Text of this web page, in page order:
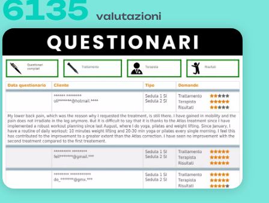
6135 valutazioni